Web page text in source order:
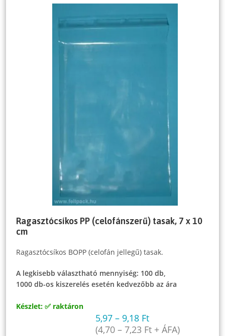
Ragasztócsíkos PP (celofánszerű) tasak, 7 x 10
cm
Ragasztócsíkos BOPP (celofán jellegű) tasak.
A legkisebb választható mennyiség: 100 db,
1000 db-os kiszerelés esetén kedvezőbb az ára
Készlet: ✅ raktáron
5,97 – 9,18 Ft
(4,70 – 7,23 Ft+ ÁFA)